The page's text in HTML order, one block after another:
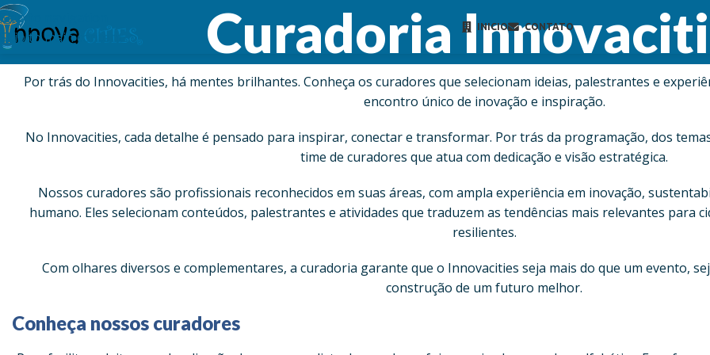
Skip to navigation
Skip to main content
INICIO CONTATO
Curadoria
Por trás do Innovacities, há mentes brilhantes. Conheça os curadores que selecionam ideias, palestrantes e
encontro único de inovação e inspiração.
No Innovacities, cada detalhe é pensado para inspirar, conectar e transformar. Por trás da programação, dos
time de curadores que atua com dedicação e visão estratégica.
Nossos curadores são profissionais reconhecidos em suas áreas, com ampla experiência em inovação,
humano. Eles selecionam conteúdos, palestrantes e atividades que traduzem as tendências mais relevantes para
resilientes.
Com olhares diversos e complementares, a curadoria garante que o Innovacities seja mais do que um evento,
construção de um futuro melhor.
Conheça nossos curadores